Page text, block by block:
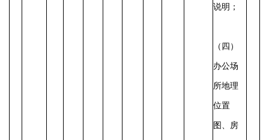
说明；
（四）
办公场
所地理
位置
图、房